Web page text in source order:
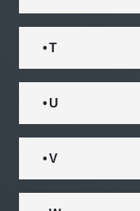
• T
• U
• V